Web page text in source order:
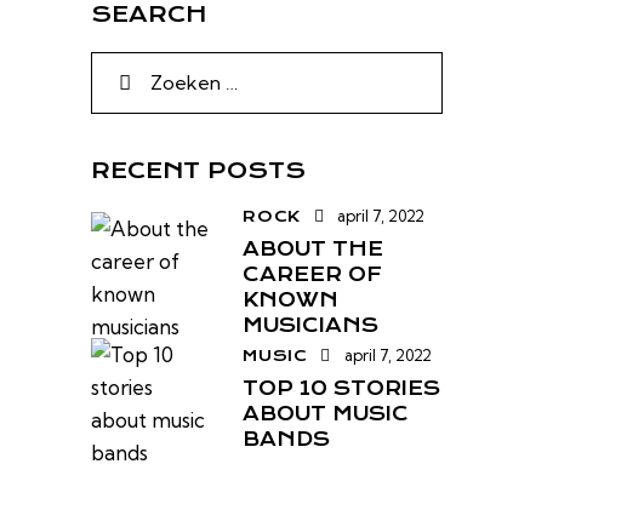
SEARCH
RECENT POSTS
ROCK april 7, 2022
ABOUT THE
CAREER OF
KNOWN
MUSICIANS
MUSIC april 7, 2022
TOP 10 STORIES
ABOUT MUSIC
BANDS